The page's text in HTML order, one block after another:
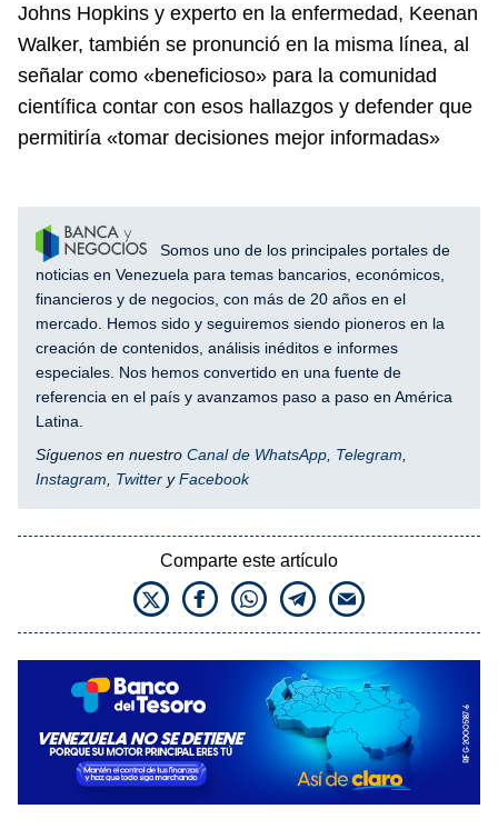
Johns Hopkins y experto en la enfermedad, Keenan
Walker, también se pronunció en la misma línea, al
señalar como «beneficioso» para la comunidad
científica contar con esos hallazgos y defender que
permitiría «tomar decisiones mejor informadas»
Somos uno de los principales portales de
noticias en Venezuela para temas bancarios, económicos,
financieros y de negocios, con más de 20 años en el
mercado. Hemos sido y seguiremos siendo pioneros en la
creación de contenidos, análisis inéditos e informes
especiales. Nos hemos convertido en una fuente de
referencia en el país y avanzamos paso a paso en América
Latina.
Síguenos en nuestro Canal de WhatsApp Telegram
Instagram
Twitter yFacebook
Comparte este artículo